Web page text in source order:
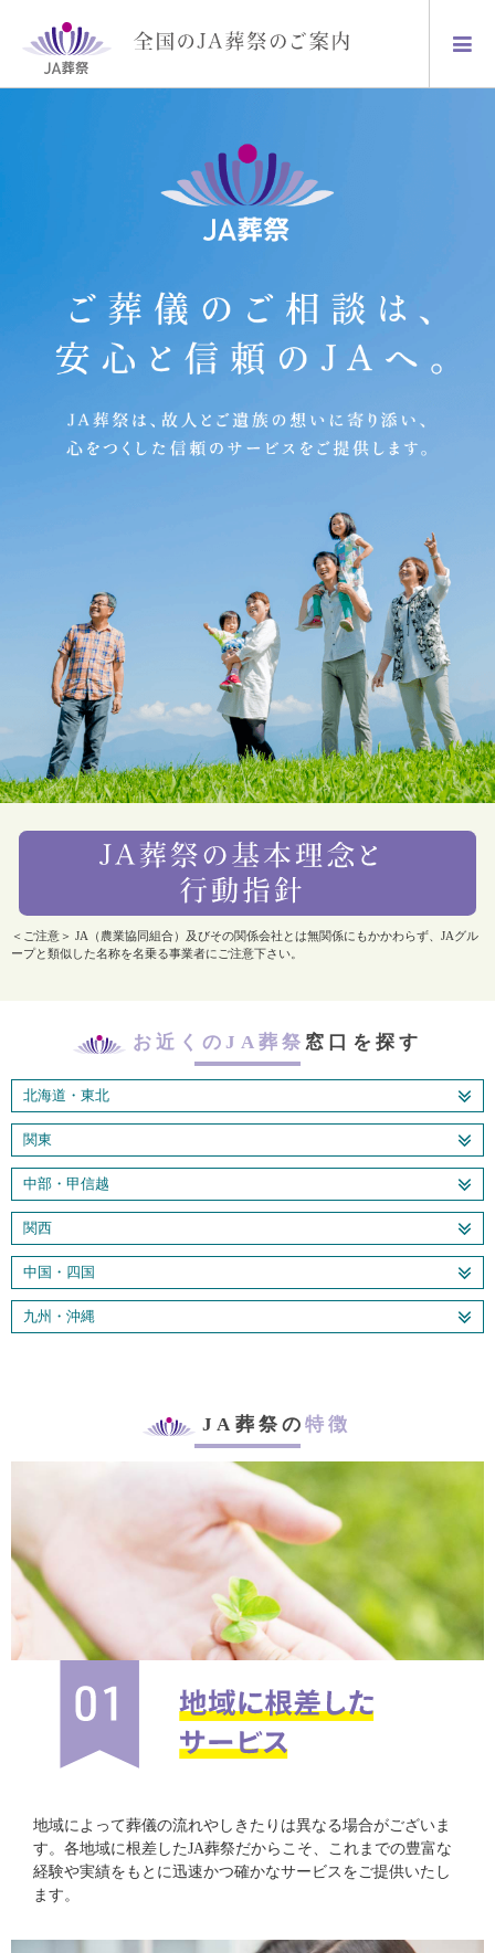
＜ご注意＞ JA（農業協同組合）及びその関係会社とは無関係にもかかわらず、JAグル
ープと類似した名称を名乗る事業者にご注意下さい。
お近くのJA葬祭 窓口を探す
北海道・東北
関東
中部・甲信越
関西
中国・四国
九州・沖縄
JA葬祭の特徴
地域によって葬儀の流れやしきたりは異なる場合がございま
す。各地域に根差したJA葬祭だからこそ、これまでの豊富な
経験や実績をもとに迅速かつ確かなサービスをご提供いたし
ます。